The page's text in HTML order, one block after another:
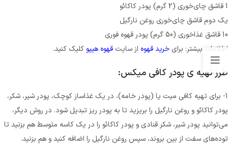
1 قاشق چای‌خوری (2 گرم) پودر کاکائو
یک دوم قاشق چای‌خوری روغن نارگیل
10 قاشق غذاخوری (50 گرم) پودر قهوه فوری
اطلاعات بیشتر: برای خرید قهوه از سایت قهوه هیپو کلیک کنید.
طرز تهیه ی پودر کافی میکس:
1- برای تهیه کافی میت یا (پودر خامه)، در یک غذاساز کوچک، پودر شیر، شکر،
پودر کاکائو و روغن نارگیل را بریزید تا به پودر ریز تبدیل شود. در روش دیگر،
می‌توانید پودر شیر، شکر قنادی و پودر کاکائو را در یک کاسه متوسط هم بزنید تا
توده‌های سفت از بین بروند، سپس روغن نارگیل را اضافه کنید و هم بزنید.